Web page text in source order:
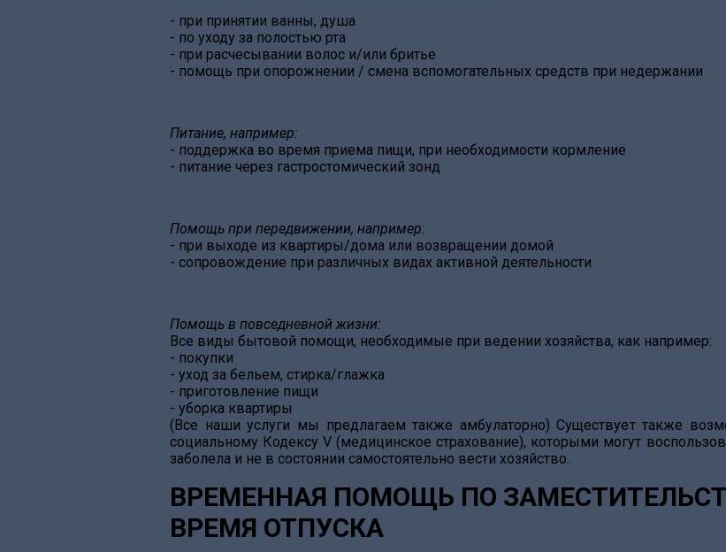
- при принятии ванны, душа
- по уходу за полостью рта
- при расчесывании волос и/или бритье
- помощь при опорожнении / смена вспомогательных средств при недержании
Питание, например:
- поддержка во время приема пищи, при необходимости кормление
- питание через гастростомический зонд
Помощь при передвижении, например:
- при выходе из квартиры/дома или возвращении домой
- сопровождение при различных видах активной деятельности
Помощь в повседневной жизни:
Все виды бытовой помощи, необходимые при ведении хозяйства, как например:
- покупки
- уход за бельем, стирка/глажка
- приготовление пищи
- уборка квартиры
(Все наши услуги мы предлагаем также амбулаторно) Существует также
социальному Кодексу V (медицинское страхование), которыми могут
заболела и не в состоянии самостоятельно вести хозяйство.
ВРЕМЕННАЯ ПОМОЩЬ ПО
ВРЕМЯ ОТПУСКА